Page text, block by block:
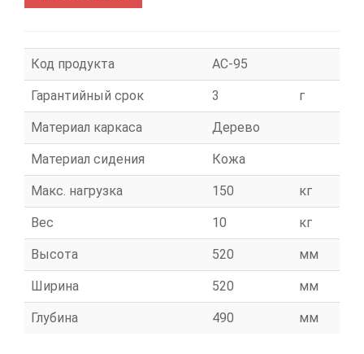
Код продукта АС-95
Гарантийный срок 3 г
Материал каркаса Дерево
Материал сидения Кожа
Макс. нагрузка 150 кг
Вес 10 кг
Высота 520 мм
Ширина 520 мм
Глубина 490 мм